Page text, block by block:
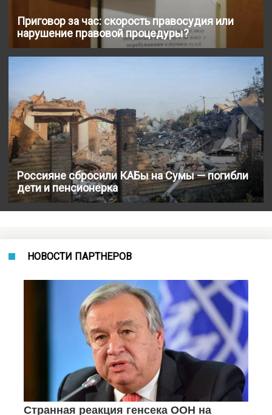
Приговор за час: скорость правосудия или
нарушение правовой процедуры?
Россияне сбросили КАБы на Сумы — погибли
дети и пенсионерка
НОВОСТИ ПАРТНЕРОВ